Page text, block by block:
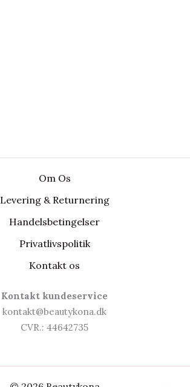
Om Os
Levering & Returnering
Handelsbetingelser
Privatlivspolitik
Kontakt os
Kontakt kundeservice
kontakt@beautykona.dk
CVR.: 44642735